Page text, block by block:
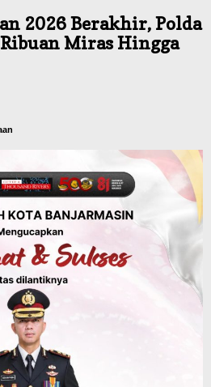
2026 Berakhir, Polda
Miras Hingga
Project Perlinsos
IKD Masih
Turun Tangan
Sungai Lulut
dan Amblas,
6 Ton Lebih Tak